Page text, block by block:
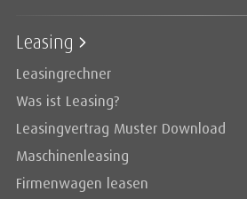
Leasing
Leasingrechner
Was ist Leasing?
Leasingvertrag Muster Download
Maschinenleasing
Firmenwagen leasen